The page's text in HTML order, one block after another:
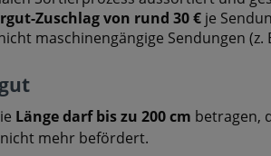
Zuschlag von rund 30 € je
maschinengängige Sendungen
Länge darf bis zu 200 cm betragen,
mehr befördert.